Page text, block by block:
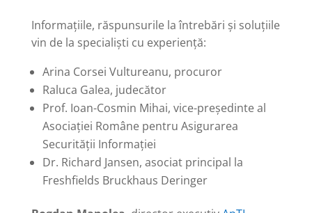
Informațiile, răspunsurile la întrebări și soluțiile
vin de la specialiști cu experiență:
Arina Corsei Vultureanu, procuror
Raluca Galea, judecător
Prof. Ioan-Cosmin Mihai, vice-președinte al
Asociației Române pentru Asigurarea
Securității Informației
Dr. Richard Jansen, asociat principal la
Freshfields Bruckhaus Deringer